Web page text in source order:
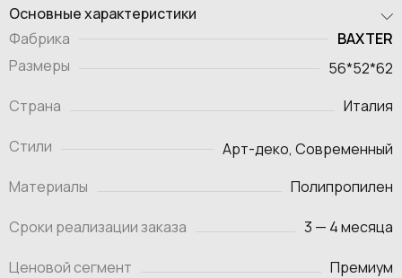
Основные характеристики
Фабрика
BAXTER
Страна Италия
Стили
Арт-деко, Современный
Материалы
Полипропилен
Сроки реализации заказа 3 — 4 месяца
Ценовой сегмент Премиум
Размеры 56*52*62